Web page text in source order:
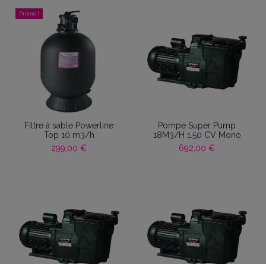
Promo !
Filtre à sable Powerline
Top 10 m3/h
299,00 €
Pompe Super Pump
18M3/H 1.50 CV Mono
692,00 €